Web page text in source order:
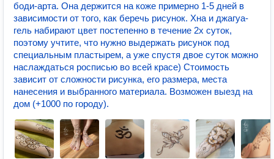
боди-арта. Она держится на коже примерно 1-5 дней в
зависимости от того, как беречь рисунок. Хна и джагуа-
гель набирают цвет постепенно в течение 2х суток,
поэтому учтите, что нужно выдержать рисунок под
специальным пластырем, а уже спустя двое суток можно
наслаждаться росписью во всей красе) Стоимость
зависит от сложности рисунка, его размера, места
нанесения и выбранного материала. Возможен выезд на
дом (+1000 по городу).